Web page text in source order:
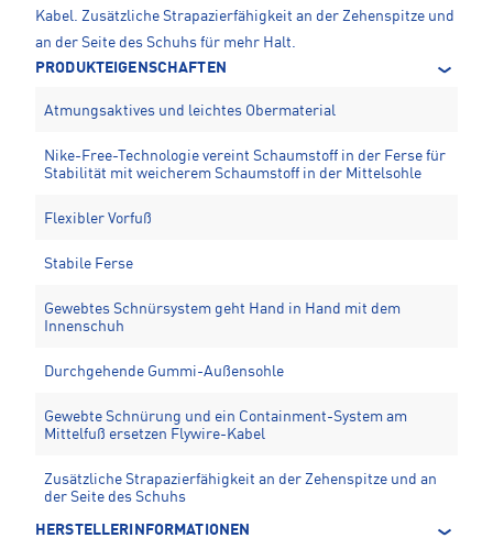
Kabel. Zusätzliche Strapazierfähigkeit an der Zehenspitze und
an der Seite des Schuhs für mehr Halt.
PRODUKTEIGENSCHAFTEN
Atmungsaktives und leichtes Obermaterial
Nike-Free-Technologie vereint Schaumstoff in der Ferse für
Stabilität mit weicherem Schaumstoff in der Mittelsohle
Flexibler Vorfuß
Stabile Ferse
Gewebtes Schnürsystem geht Hand in Hand mit dem
Innenschuh
Durchgehende Gummi-Außensohle
Gewebte Schnürung und ein Containment-System am
Mittelfuß ersetzen Flywire-Kabel
Zusätzliche Strapazierfähigkeit an der Zehenspitze und an
der Seite des Schuhs
HERSTELLERINFORMATIONEN